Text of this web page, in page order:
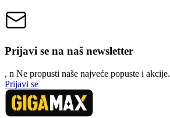
Prijavi se na naš newsletter
, n Ne propusti naše najveće popuste i akcije.
Prijavi se